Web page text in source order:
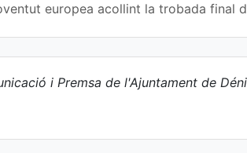
europea acollint la trobada final
i Premsa de l'Ajuntament de